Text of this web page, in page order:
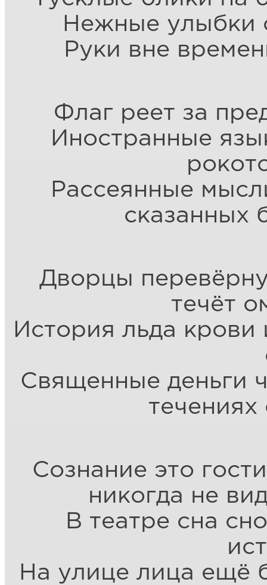
Нежные улыбки
Руки вне
Флаг реет за
Иностранные
Рассеянные
сказанных
Дворцы
течёт
История льда
Священные деньги
Сознание это
никогда не
В театре сна
На улице лица ещё